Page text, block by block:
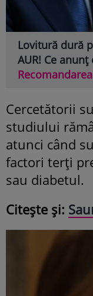
Lovitură dură
AUR! Ce
Cercetătorii
studiului
atunci când
factori terți
sau diabetul.
Citește și: